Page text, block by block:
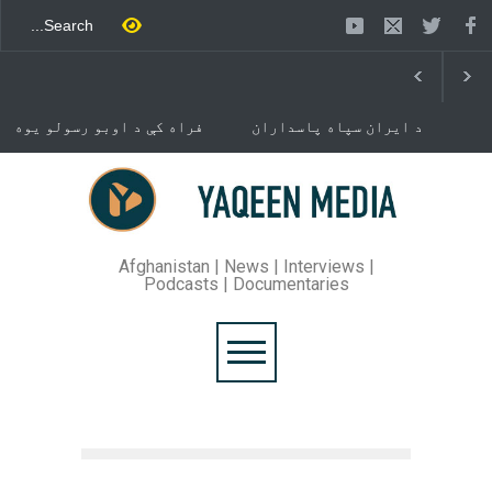
فراه کې د اوبو رسولو یوه
د ایران سپاه پاسداران
د تندلارې فلسطينۍ ډلې د
هنيه په
تهران کې وژل شوی دی.
خوست کې د غلام خان لار
بیرته خلاصه شوه
Afghanistan | News | Interviews |
Podcasts | Documentaries